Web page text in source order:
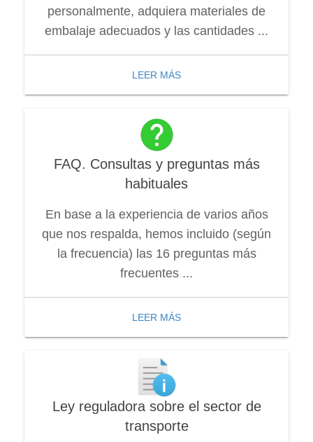
personalmente, adquiera materiales de
embalaje adecuados y las cantidades ...
LEER MÁS
FAQ. Consultas y preguntas más
habituales
En base a la experiencia de varios años
que nos respalda, hemos incluido (según
la frecuencia) las 16 preguntas más
frecuentes ...
LEER MÁS
Ley reguladora sobre el sector de
transporte